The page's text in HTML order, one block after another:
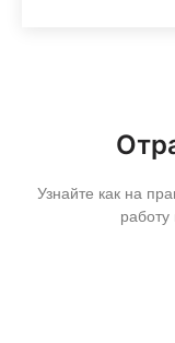
Узнайте как на